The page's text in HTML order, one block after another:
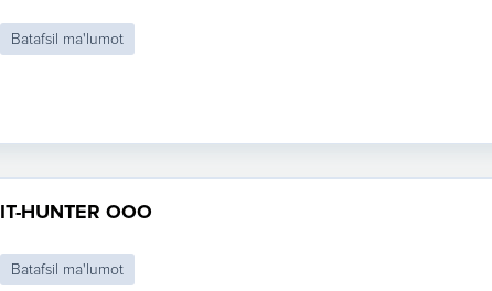
Batafsil ma'lumot
IT-HUNTER ООО
Batafsil ma'lumot